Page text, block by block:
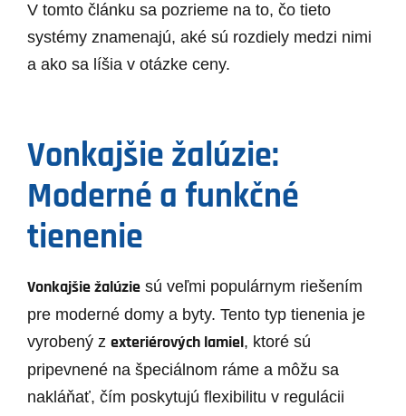
V tomto článku sa pozrieme na to, čo tieto
systémy znamenajú, aké sú rozdiely medzi nimi
a ako sa líšia v otázke ceny.
Vonkajšie žalúzie:
Moderné a funkčné
tienenie
Vonkajšie žalúzie sú veľmi populárnym riešením
pre moderné domy a byty. Tento typ tienenia je
vyrobený z exteriérových lamiel, ktoré sú
pripevnené na špeciálnom ráme a môžu sa
nakláňať, čím poskytujú flexibilitu v regulácii